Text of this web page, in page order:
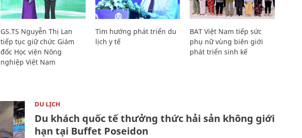
GS.TS Nguyễn Thị Lan
tiếp tục giữ chức Giám
đốc Học viện Nông
nghiệp Việt Nam
Tìm hướng phát triển du
lịch y tế
BAT Việt Nam tiếp sức
phụ nữ vùng biên giới
phát triển sinh kế
DU LỊCH
Du khách quốc tế thưởng thức hải sản không giới
hạn tại Buffet Poseidon